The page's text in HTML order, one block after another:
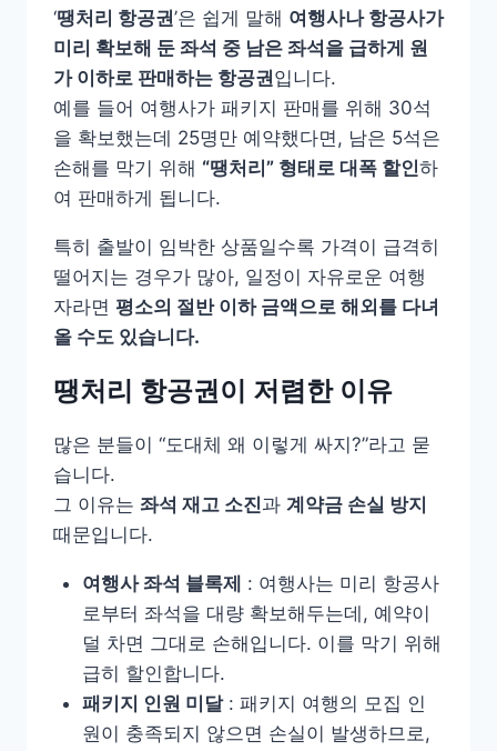
‘땡처리 항공권’은 쉽게 말해 여행사나 항공사가
미리 확보해 둔 좌석 중 남은 좌석을 급하게 원
가 이하로 판매하는 항공권입니다.
예를 들어 여행사가 패키지 판매를 위해 30석
을 확보했는데 25명만 예약했다면, 남은 5석은
손해를 막기 위해 “땡처리” 형태로 대폭 할인하
여 판매하게 됩니다.
특히 출발이 임박한 상품일수록 가격이 급격히
떨어지는 경우가 많아, 일정이 자유로운 여행
자라면 평소의 절반 이하 금액으로 해외를 다녀
올 수도 있습니다.
땡처리 항공권이 저렴한 이유
많은 분들이 “도대체 왜 이렇게 싸지?”라고 묻
습니다.
그 이유는 좌석 재고 소진과 계약금 손실 방지
때문입니다.
여행사 좌석 블록제 : 여행사는 미리 항공사
로부터 좌석을 대량 확보해두는데, 예약이
덜 차면 그대로 손해입니다. 이를 막기 위해
급히 할인합니다.
패키지 인원 미달: 패키지 여행의 모집 인
원이 충족되지 않으면 손실이 발생하므로,